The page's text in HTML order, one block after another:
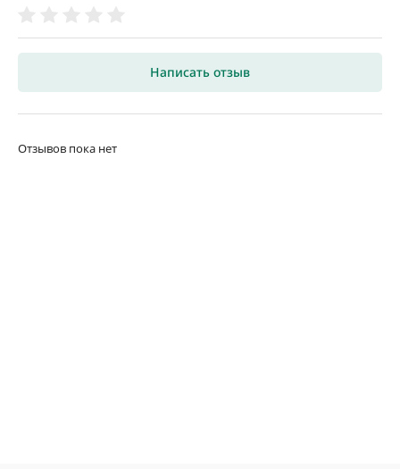
Написать отзыв
Отзывов пока нет